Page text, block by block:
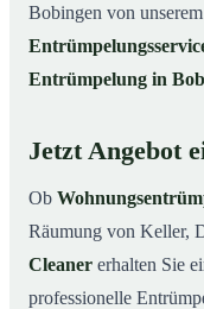
Bobingen von unserem
Entrümpelung in
Jetzt Angebot
Ob
Räumung von Keller,
Cleaner erhalten Sie
professionelle